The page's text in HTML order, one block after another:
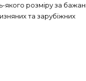
якого розміру за
та зарубіжних